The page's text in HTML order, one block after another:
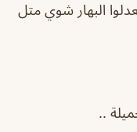
البهار شوي متل
..